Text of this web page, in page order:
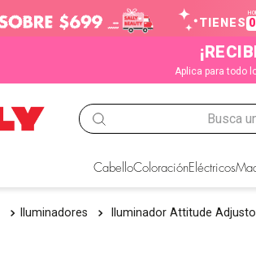
TIENES 0
Aplica para todo
CabelloColoraciónEléctricos
Iluminadores Iluminador Attitude
TÉRMINOS MÁS BUSCADOS
2. igora